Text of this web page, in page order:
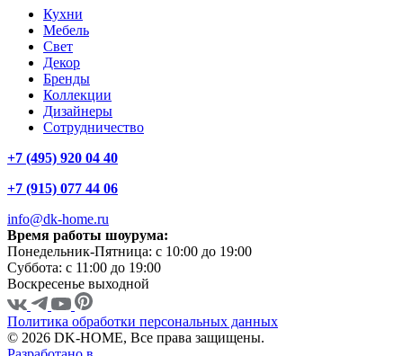
Кухни
Мебель
Свет
Декор
Бренды
Коллекции
Дизайнеры
Сотрудничество
+7 (495) 920 04 40
+7 (915) 077 44 06
info@dk-home.ru
Время работы шоурума:
Понедельник-Пятница: c 10:00 до 19:00
Суббота: c 11:00 до 19:00
Воскресенье выходной
Политика обработки персональных данных
© 2026 DK-HOME, Все права защищены.